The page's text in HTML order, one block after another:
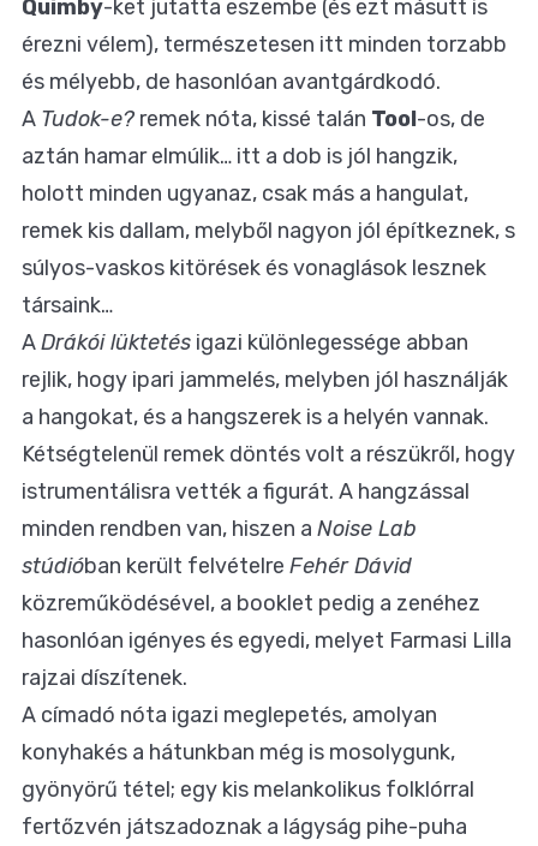
Quimby-ket jutatta eszembe (és ezt másutt is
érezni vélem), természetesen itt minden torzabb
és mélyebb, de hasonlóan avantgárdkodó.
A Tudok-e? remek nóta, kissé talán Tool-os, de
aztán hamar elmúlik… itt a dob is jól hangzik,
holott minden ugyanaz, csak más a hangulat,
remek kis dallam, melyből nagyon jól építkeznek, s
súlyos-vaskos kitörések és vonaglások lesznek
társaink…
ADrákói lüktetés igazi különlegessége abban
rejlik, hogy ipari jammelés, melyben jól használják
a hangokat, és a hangszerek is a helyén vannak.
Kétségtelenül remek döntés volt a részükről, hogy
istrumentálisra vették a figurát. A hangzással
minden rendben van, hiszen a Noise Lab
stúdióban került felvételre Fehér Dávid
közreműködésével, a booklet pedig a zenéhez
hasonlóan igényes és egyedi, melyet Farmasi Lilla
rajzai díszítenek.
A címadó nóta igazi meglepetés, amolyan
konyhakés a hátunkban még is mosolygunk,
gyönyörű tétel; egy kis melankolikus folklórral
fertőzvén játszadoznak a lágyság pihe-puha